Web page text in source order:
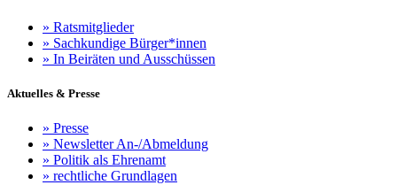
» Ratsmitglieder
» Sachkundige Bürger*innen
» In Beiräten und Ausschüssen
Aktuelles & Presse
» Presse
» Newsletter An-/Abmeldung
» Politik als Ehrenamt
» rechtliche Grundlagen